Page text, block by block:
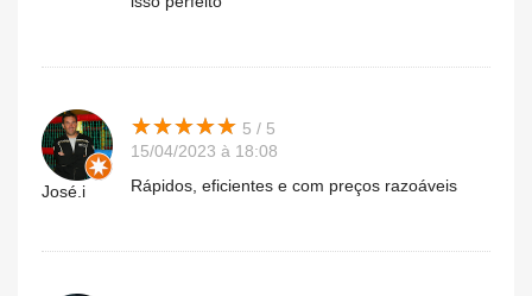
José.i
★★★★★
★★★★★ 5 / 5
15/04/2023 à 18:08
Rápidos, eficientes e com preços razoáveis